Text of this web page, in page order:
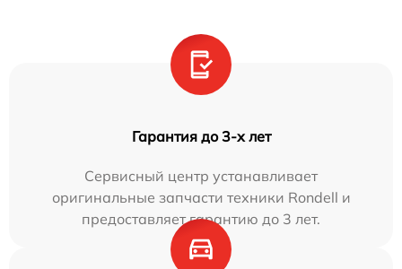
Гарантия до 3-х лет
Сервисный центр устанавливает
оригинальные запчасти техники Rondell и
предоставляет гарантию до 3 лет.